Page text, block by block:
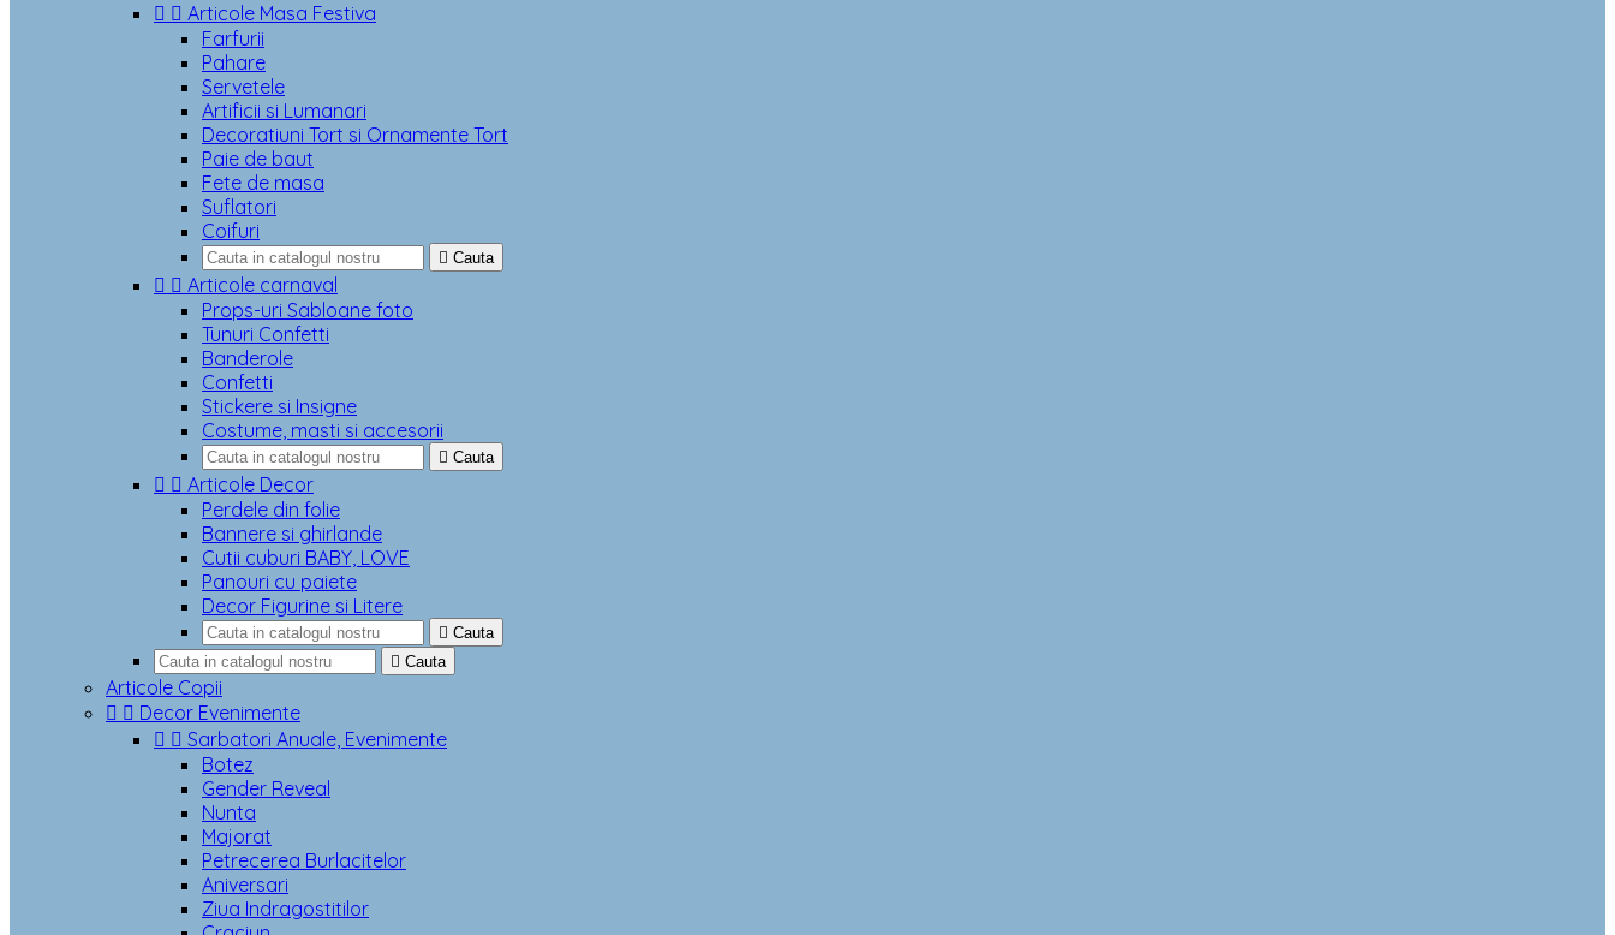
  Articole Masa Festiva
Farfurii
Pahare
Servetele
Artificii si Lumanari
Decoratiuni Tort si Ornamente Tort
Paie de baut
Fete de masa
Suflatori
Coifuri
 Cauta
  Articole carnaval
Props-uri Sabloane foto
Tunuri Confetti
Banderole
Confetti
Stickere si Insigne
Costume, masti si accesorii
 Cauta
  Articole Decor
Perdele din folie
Bannere si ghirlande
Cutii cuburi BABY, LOVE
Panouri cu paiete
Decor Figurine si Litere
 Cauta
 Cauta
Articole Copii
  Decor Evenimente
  Sarbatori Anuale, Evenimente
Botez
Gender Reveal
Nunta
Majorat
Petrecerea Burlacitelor
Aniversari
Ziua Indragostitilor